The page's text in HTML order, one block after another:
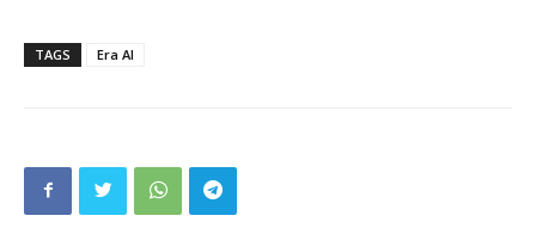
TAGS Era AI